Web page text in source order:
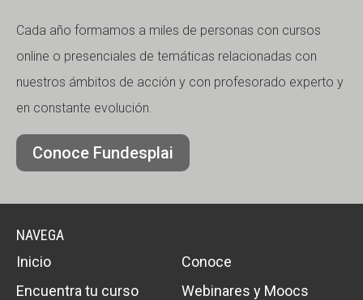
Cada año formamos a miles de personas con cursos
online o presenciales de temáticas relacionadas con
nuestros ámbitos de acción y con profesorado experto y
en constante evolución.
Conoce Fundesplai
NAVEGA
Inicio
Conoce
Encuentra tu curso
Webinares y Moocs